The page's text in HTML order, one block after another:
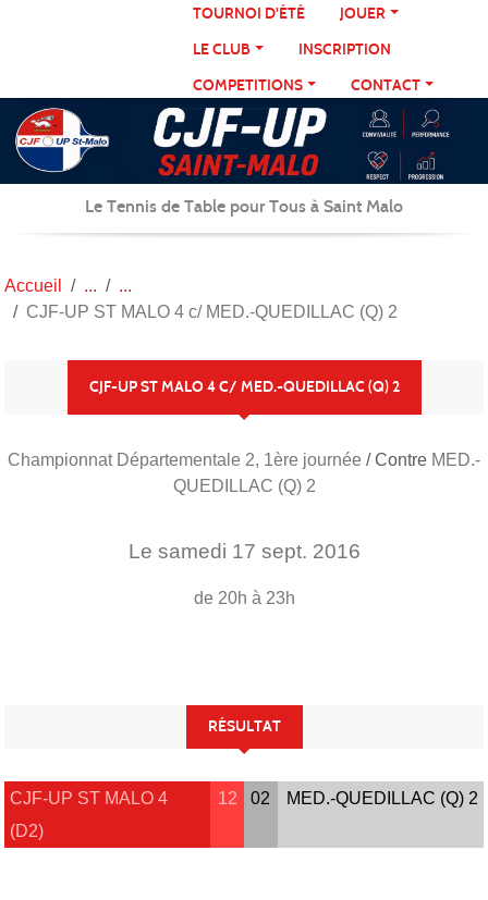
TOURNOI D'ÉTÉ
JOUER
LE CLUB
INSCRIPTION
COMPETITIONS
CONTACT
Le Tennis de Table pour Tous à Saint Malo
Accueil
CJF-UP ST MALO 4 c/ MED.-QUEDILLAC (Q) 2
CJF-UP ST MALO 4 C/ MED.-QUEDILLAC (Q) 2
Championnat Départementale 2, 1ère journée / Contre MED.-
QUEDILLAC (Q) 2
Le samedi 17 sept. 2016
de 20h à 23h
RÉSULTAT
CJF-UP ST MALO 4
(D2)
12 02 MED.-QUEDILLAC (Q) 2
Panneau de gestion des cookies